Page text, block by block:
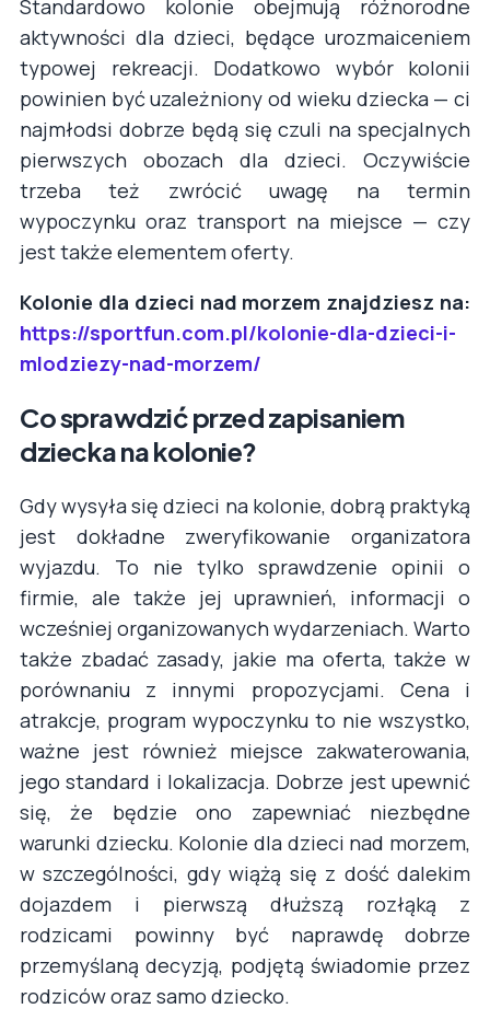
Standardowo kolonie obejmują różnorodne
aktywności dla dzieci, będące urozmaiceniem
typowej rekreacji. Dodatkowo wybór kolonii
powinien być uzależniony od wieku dziecka — ci
najmłodsi dobrze będą się czuli na specjalnych
pierwszych obozach dla dzieci. Oczywiście
trzeba też zwrócić uwagę na termin
wypoczynku oraz transport na miejsce — czy
jest także elementem oferty.
Kolonie dla dzieci nad morzem znajdziesz na:
https://sportfun.com.pl/kolonie-dla-dzieci-i-
mlodziezy-nad-morzem/
Co sprawdzić przed zapisaniem
dziecka na kolonie?
Gdy wysyła się dzieci na kolonie, dobrą praktyką
jest dokładne zweryfikowanie organizatora
wyjazdu. To nie tylko sprawdzenie opinii o
firmie, ale także jej uprawnień, informacji o
wcześniej organizowanych wydarzeniach. Warto
także zbadać zasady, jakie ma oferta, także w
porównaniu z innymi propozycjami. Cena i
atrakcje, program wypoczynku to nie wszystko,
ważne jest również miejsce zakwaterowania,
jego standard i lokalizacja. Dobrze jest upewnić
się, że będzie ono zapewniać niezbędne
warunki dziecku. Kolonie dla dzieci nad morzem,
w szczególności, gdy wiążą się z dość dalekim
dojazdem i pierwszą dłuższą rozłąką z
rodzicami powinny być naprawdę dobrze
przemyślaną decyzją, podjętą świadomie przez
rodziców oraz samo dziecko.